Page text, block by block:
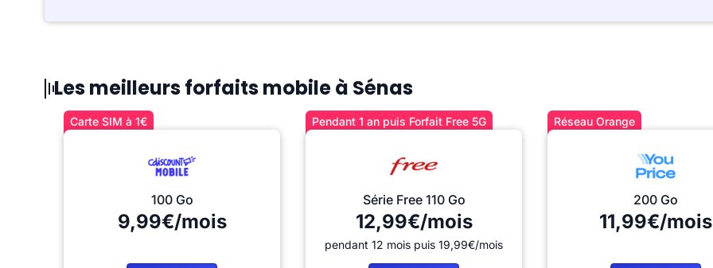
Les meilleurs forfaits mobile à Sénas
Carte SIM à 1€
100 Go
9,99€/mois
Pendant 1 an puis Forfait Free 5G
Série Free 110 Go
12,99€/mois
pendant 12 mois puis 19,99€/mois
Réseau Orange
200 Go
11,99€/mois